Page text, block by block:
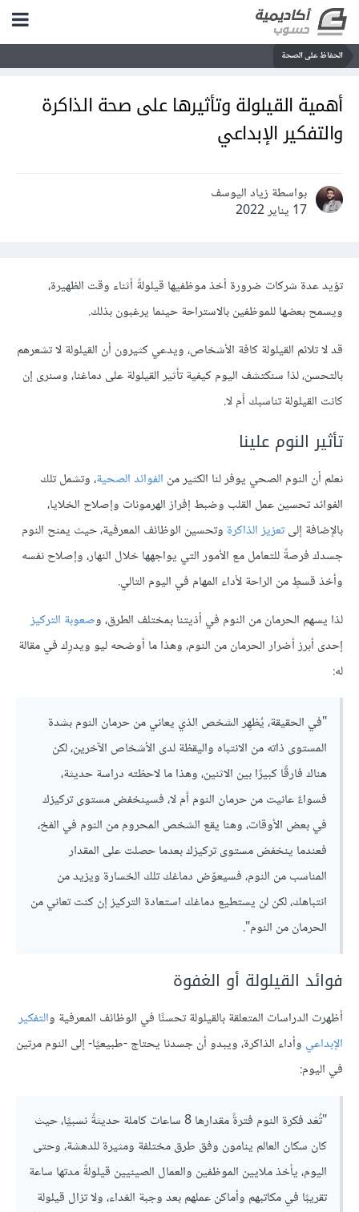
الحفاظ على الصحة
أهمية القيلولة وتأثيرها على صحة الذاكرة
والتفكير الإبداعي
بواسطة زياد اليوسف
17 يناير 2022
تؤيد عدة شركات ضرورة أخذ موظفيها قيلولةً أثناء وقت الظهيرة،
ويسمح بعضها للموظفين بالاستراحة حينما يرغبون بذلك.
قد لا تلائم القيلولة كافة الأشخاص، ويدعي كثيرون أن القيلولة لا تشعرهم
بالتحسن، لذا سنكتشف اليوم كيفية تأثير القيلولة على دماغنا، وسنرى إن
كانت القيلولة تناسبك أم لا.
تأثير النوم علينا
نعلم أن النوم الصحي يوفر لنا الكثير من الفوائد الصحية، وتشمل تلك
الفوائد تحسين عمل القلب وضبط إفراز الهرمونات وإصلاح الخلايا،
بالإضافة إلىتعزيز الذاكرة وتحسين الوظائف المعرفية، حيث يمنح النوم
جسدك فرصةً للتعامل مع الأمور التي يواجهها خلال النهار، وإصلاح نفسه
وأخذ قسطٍ من الراحة لأداء المهام في اليوم التالي.
لذا يسهم الحرمان من النوم في أذيتنا بمختلف الطرق، وصعوبة التركيز
إحدى أبرز أضرار الحرمان من النوم، وهذا ما أوضحه ليو ويدرِك في مقالة
له:
"في الحقيقة، يُظهِر الشخص الذي يعاني من حرمان النوم بشدة
المستوى ذاته من الانتباه واليقظة لدى الأشخاص الآخرين، لكن
هناك فارقًا كبيرًا بين الاثنين، وهذا ما لاحظته دراسة حديثة،
فسواءٌ عانيت من حرمان النوم أم لا، فسينخفض مستوى تركيزك
في بعض الأوقات، وهنا يقع الشخص المحروم من النوم في الفخ،
فعندما ينخفض مستوى تركيزك بعدما حصلت على المقدار
المناسب من النوم، فسيعوّض دماغك تلك الخسارة ويزيد من
انتباهك، لكن لن يستطيع دماغك استعادة التركيز إن كنت تعاني من
الحرمان من النوم".
فوائد القيلولة أو الغفوة
أظهرت الدراسات المتعلقة بالقيلولة تحسنًا في الوظائف المعرفية والتفكير
الإبداعي وأداء الذاكرة، ويبدو أن جسدنا يحتاج -طبيعيًا- إلى النوم مرتين
في اليوم:
"تُعَد فكرة النوم فترةً مقدارها 8 ساعات كاملة حديثةً نسبيًا، حيث
كان سكان العالم ينامون وفق طرق مختلفة ومثيرة للدهشة، وحتى
اليوم، يأخذ ملايين الموظفين والعمال الصينيين قيلولةً مدتها ساعة
تقريبًا في مكاتبهم وأماكن عملهم بعد وجبة الغداء، ولا تزال قيلولة